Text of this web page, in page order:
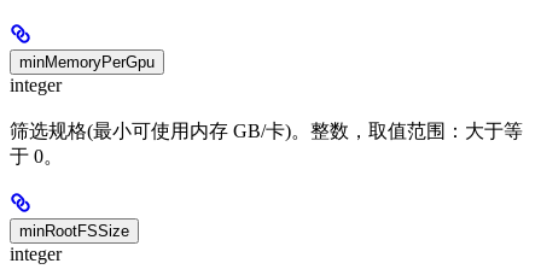
minMemoryPerGpu
integer
筛选规格(最小可使用内存 GB/卡)。整数，取值范围：大于等
于 0。
minRootFSSize
integer